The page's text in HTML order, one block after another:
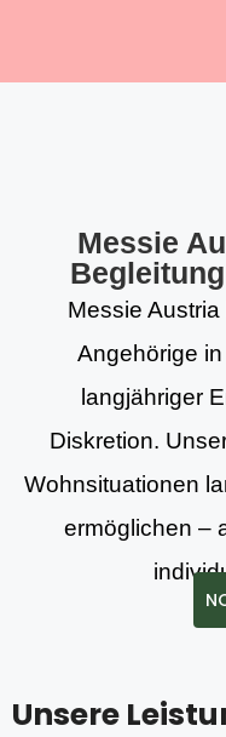
Messie
Messie
Angehörige
langjähriger
Diskretion.
Wohnsituationen
ermöglichen –
Unsere